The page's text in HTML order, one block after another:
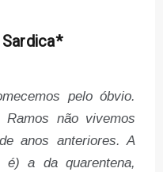
pelo óbvio.
não vivemos
anos anteriores. A
a da quarentena,